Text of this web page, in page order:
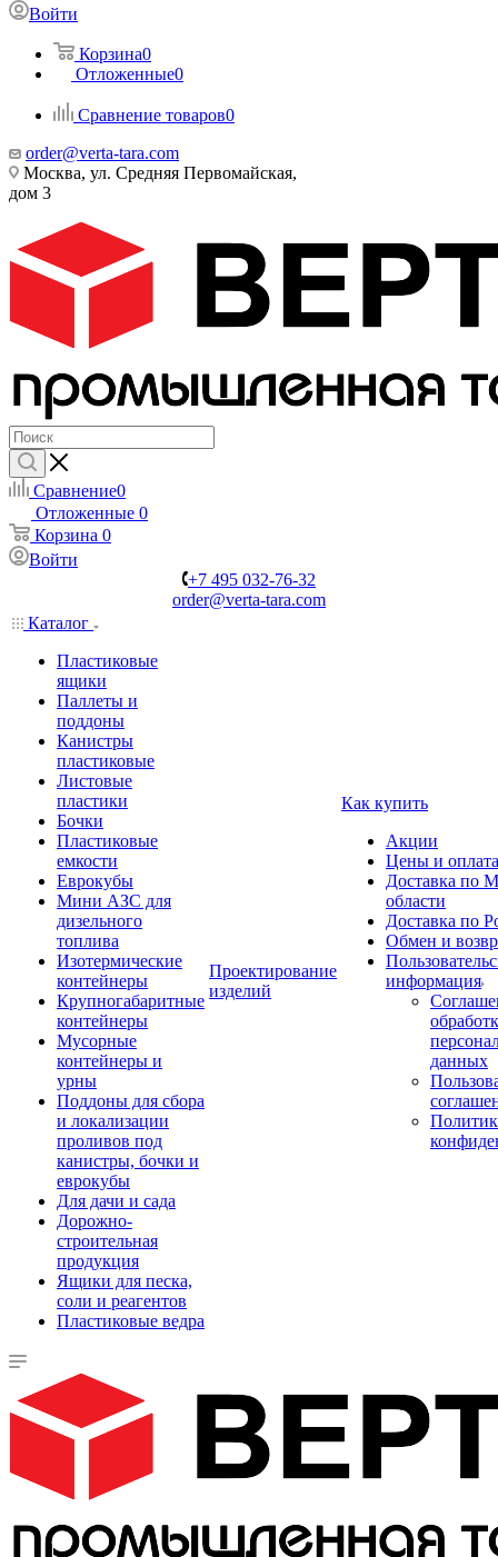
Войти
Корзина0
Отложенные0
Сравнение товаров0
order@verta-tara.com
Москва, ул. Средняя Первомайская,
дом 3
Сравнение0
Отложенные 0
Корзина 0
Войти
+7 495 032-76-32
order@verta-tara.com
Каталог
Пластиковые
ящики
Паллеты и
поддоны
Канистры
пластиковые
Листовые
пластики
Бочки
Пластиковые
емкости
Еврокубы
Мини АЗС для
дизельного
топлива
Изотермические
контейнеры
Крупногабаритные
контейнеры
Мусорные
контейнеры и
урны
Поддоны для сбора
и локализации
проливов под
канистры, бочки и
еврокубы
Для дачи и сада
Дорожно-
строительная
продукция
Ящики для песка,
соли и реагентов
Пластиковые ведра
Проектирование
изделий
Как купить
Акции
Цены и оплата
Доставка по
области
Доставка по
Обмен и
информация
данных